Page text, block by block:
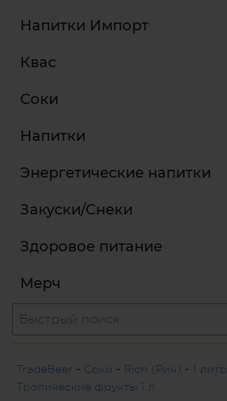
Напитки Импорт
Квас
Соки
Напитки
Энергетические напитки
Закуски/Снеки
Здоровое питание
Мерч
TradeBeer - Соки - Rich (Рич) - 1 литр
Тропические фрукты 1 л